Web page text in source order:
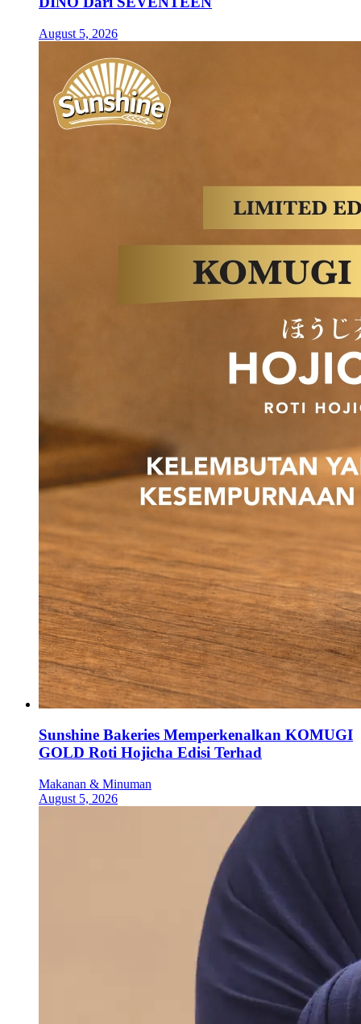
August 5, 2026
Sunshine Bakeries Memperkenalkan KOMUGI
GOLD Roti Hojicha Edisi Terhad
Makanan & Minuman
August 5, 2026